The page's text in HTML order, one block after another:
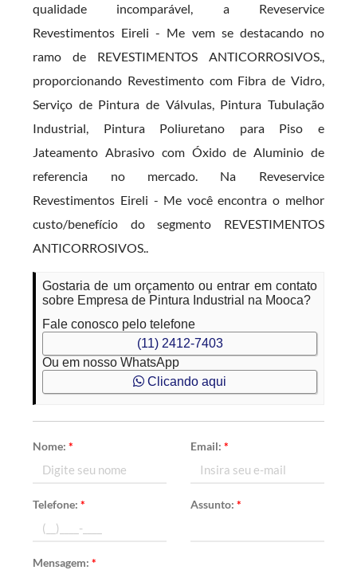
qualidade incomparável, a Reveservice
Revestimentos Eireli - Me vem se destacando no
ramo de REVESTIMENTOS ANTICORROSIVOS.,
proporcionando Revestimento com Fibra de Vidro,
Serviço de Pintura de Válvulas, Pintura Tubulação
Industrial, Pintura Poliuretano para Piso e
Jateamento Abrasivo com Óxido de Aluminio de
referencia no mercado. Na Reveservice
Revestimentos Eireli - Me você encontra o melhor
custo/benefício do segmento REVESTIMENTOS
ANTICORROSIVOS..
Gostaria de um orçamento ou entrar em contato
sobre Empresa de Pintura Industrial na Mooca?
Fale conosco pelo telefone
(11) 2412-7403
Ou em nosso WhatsApp
Clicando aqui
Nome:* Email: *
Telefone:* Assunto: *
Mensagem:*